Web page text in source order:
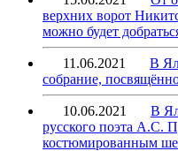
верхних ворот
можно будет
11.06.2021
В
собрание,
10.06.2021
В
русского поэта А.С.
костюмированным